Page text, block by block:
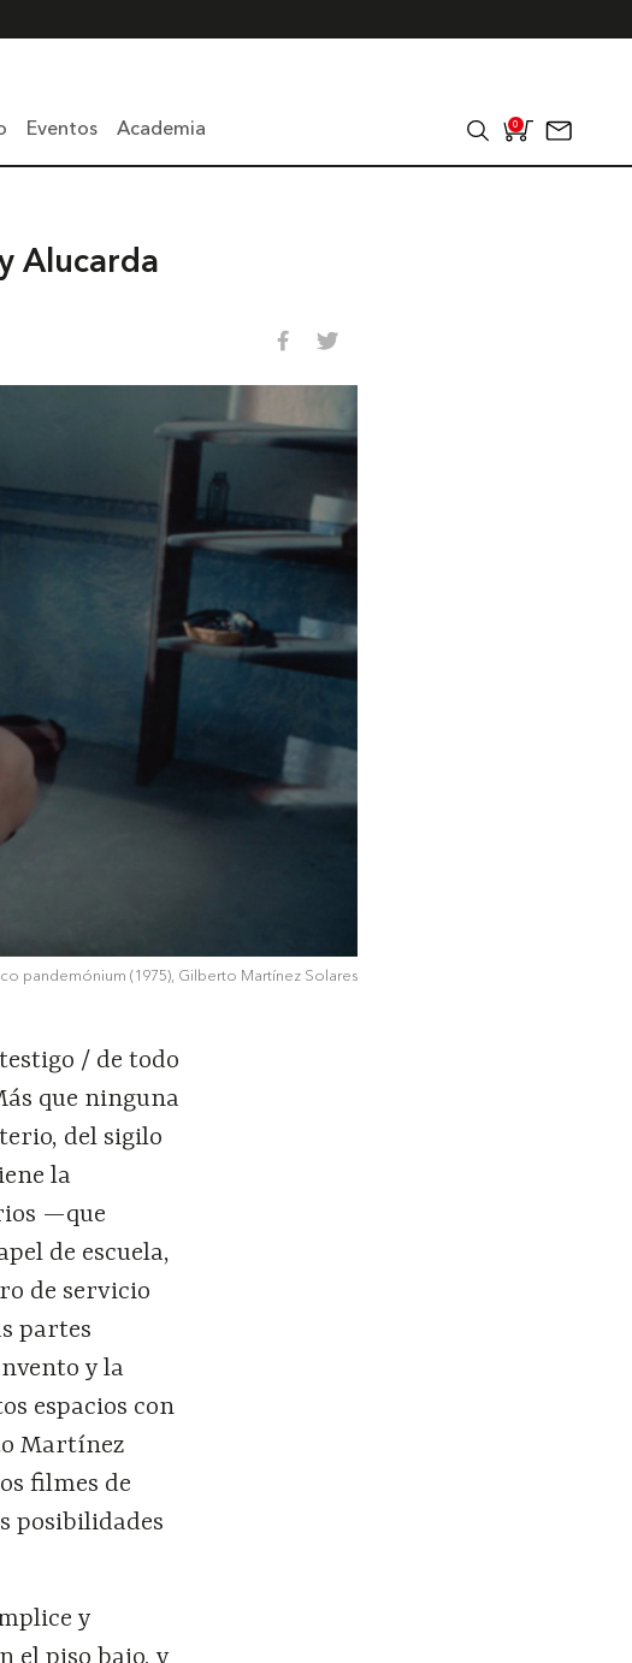
Eventos Academia 0
Alucarda
pandemónium (1975), Gilberto Martínez Solares
/ de todo
que ninguna
del sigilo
la
—que
de escuela,
de servicio
partes
y la
espacios con
Martínez
filmes de
posibilidades
y